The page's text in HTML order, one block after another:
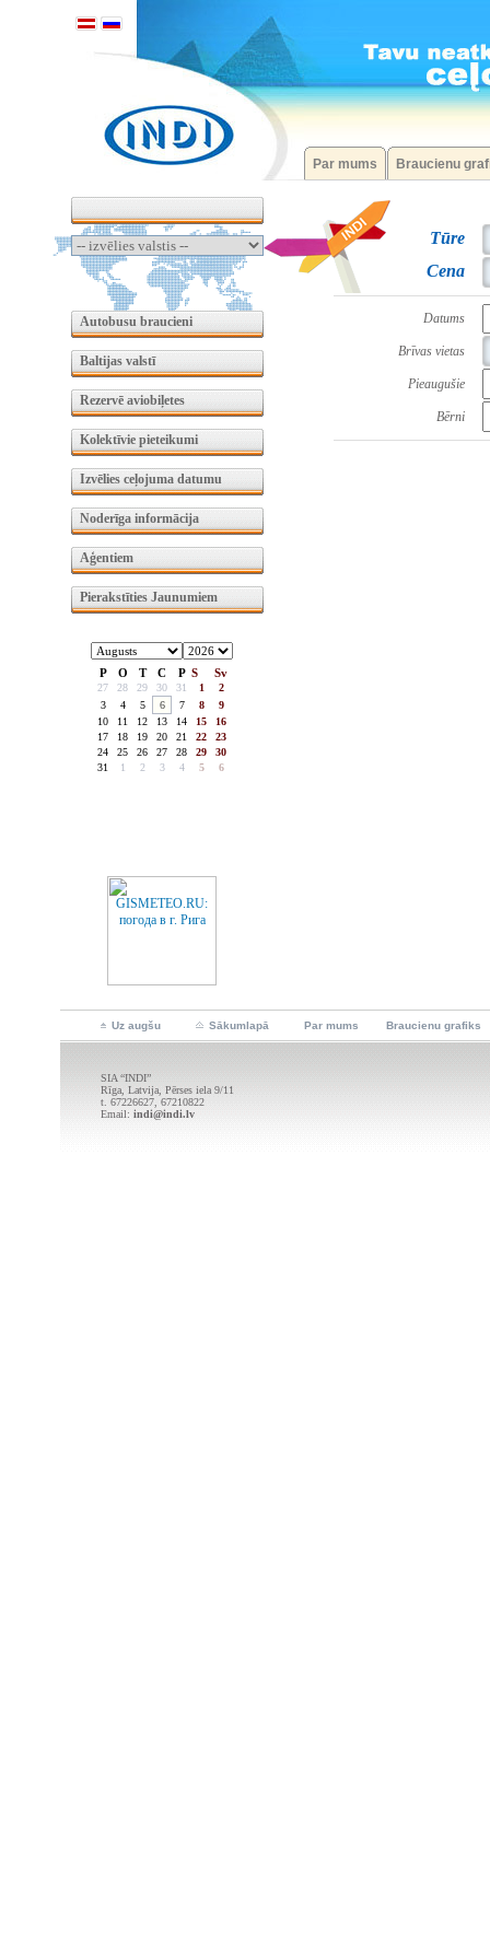
Par mums Braucienu
Autobusu braucieni
Baltijas valstī
Rezervē aviobiļetes
Kolektīvie pieteikumi
Izvēlies ceļojuma datumu
Noderīga informācija
Aģentiem
Pierakstīties Jaunumiem
P O T C P S Sv
27 28 29 30 31 1
2
3
4 5 6 7 8
9
10
11 12 13 14 15
16
17
18 19 20 21 22
23
24
25 26 27 28 29
30
31
1 2 3 4 5 6
Tūre
Cena
Datums
Brīvas vietas
Pieaugušie
Bērni
Uz augšu Sākumlapā Par mums Braucienu grafiks
SIA “INDI”
Rīga, Latvija, Pērses iela 9/11
t. 67226627, 67210822
Email: indi@indi.lv